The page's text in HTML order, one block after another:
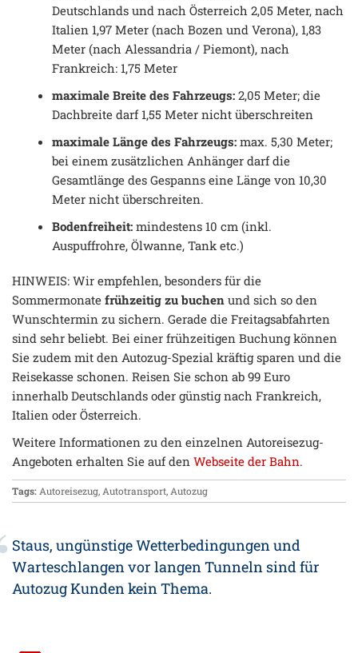
Deutschlands und nach Österreich 2,05 Meter, nach
Italien 1,97 Meter (nach Bozen und Verona), 1,83
Meter (nach Alessandria / Piemont), nach
Frankreich: 1,75 Meter
maximale Breite des Fahrzeugs: 2,05 Meter; die
Dachbreite darf 1,55 Meter nicht überschreiten
maximale Länge des Fahrzeugs: max. 5,30 Meter;
bei einem zusätzlichen Anhänger darf die
Gesamtlänge des Gespanns eine Länge von 10,30
Meter nicht überschreiten.
Bodenfreiheit: mindestens 10 cm (inkl.
Auspuffrohre, Ölwanne, Tank etc.)
HINWEIS: Wir empfehlen, besonders für die
Sommermonate frühzeitig zu buchen und sich so den
Wunschtermin zu sichern. Gerade die Freitagsabfahrten
sind sehr beliebt. Bei einer frühzeitigen Buchung können
Sie zudem mit den Autozug-Spezial kräftig sparen und die
Reisekasse schonen. Reisen Sie schon ab 99 Euro
innerhalb Deutschlands oder günstig nach Frankreich,
Italien oder Österreich.
Weitere Informationen zu den einzelnen Autoreisezug-
Angeboten erhalten Sie auf den Webseite der Bahn.
Tags: Autoreisezug, Autotransport, Autozug
Staus, ungünstige Wetterbedingungen und
Warteschlangen vor langen Tunneln sind für
Autozug Kunden kein Thema.